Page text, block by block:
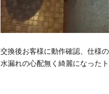
交換後お客様に動作確認、仕様
水漏れの心配無く綺麗になった